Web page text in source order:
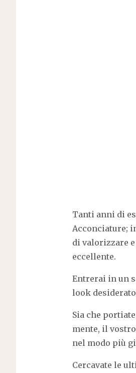
Tanti anni di
Acconciature;
di valorizzare
eccellente.
Entrerai in un
look
Sia che
mente, il
nel modo più
Cercavate le